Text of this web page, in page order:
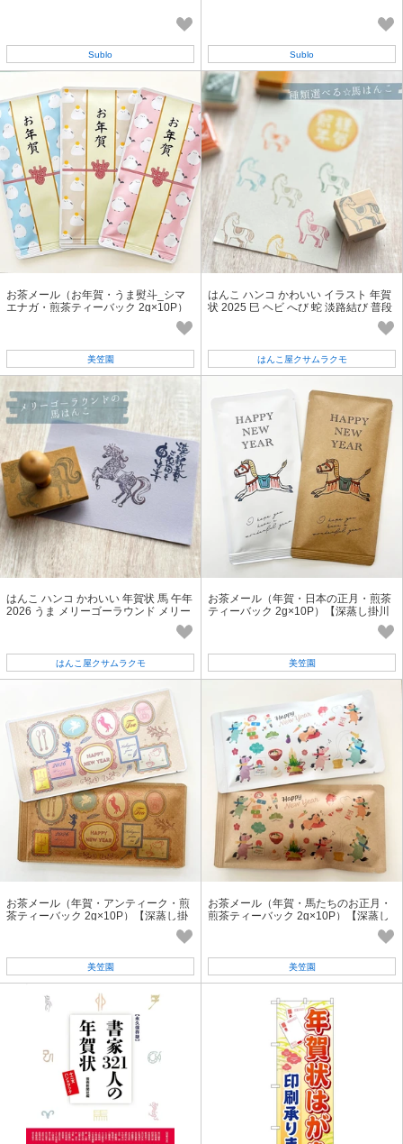
Sublo Sublo
お茶メール（お年賀・うま熨斗_シマ
エナガ・煎茶ティーバック 2g×10P）
美笠園
はんこ ハンコ かわいい イラスト 年賀
状 2025 巳 ヘビ へび 蛇 淡路結び 普段
はんこ屋クサムラクモ
はんこ ハンコ かわいい 年賀状 馬 午年
2026 うま メリーゴーラウンド メリー
はんこ屋クサムラクモ
お茶メール（年賀・日本の正月・煎茶
ティーバック 2g×10P）【深蒸し掛川
美笠園
お茶メール（年賀・アンティーク・煎
茶ティーバック 2g×10P）【深蒸し掛
美笠園
お茶メール（年賀・馬たちのお正月・
煎茶ティーバック 2g×10P）【深蒸し
美笠園